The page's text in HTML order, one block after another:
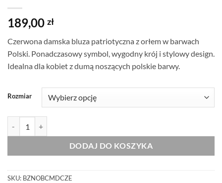
189,00 zł
Czerwona damska bluza patriotyczna z orłem w barwach
Polski. Ponadczasowy symbol, wygodny krój i stylowy design.
Idealna dla kobiet z dumą noszących polskie barwy.
Rozmiar
DODAJ DO KOSZYKA
SKU: BZNOBCMDCZE